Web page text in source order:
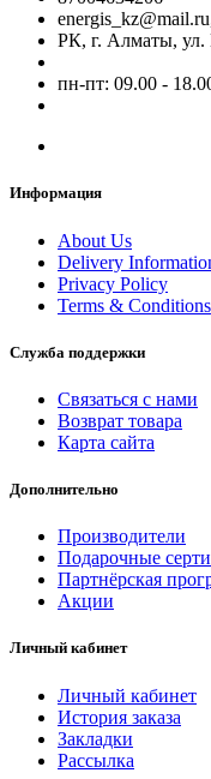
РК, г. Алматы, ул.
пн-пт: 09.00 -
Информация
About Us
Delivery
Privacy Policy
Terms & Conditions
Служба поддержки
Связаться с нами
Возврат товара
Карта сайта
Дополнительно
Производители
Подарочные
Партнёрская
Акции
Личный кабинет
Личный кабинет
История заказа
Закладки
Рассылка